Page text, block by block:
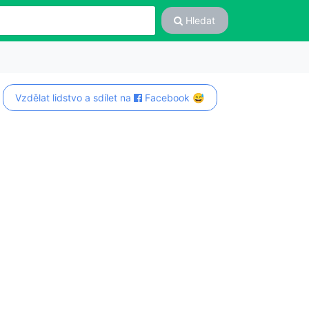
Hledat
Vzdělat lidstvo a sdílet na Facebook 😅